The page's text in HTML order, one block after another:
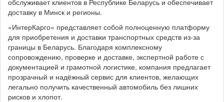
обслуживает клиентов в Республике Беларусь и обеспечивает
доставку в Минск и регионы.
«ИнтерКарго» представляет собой полноценную платформу
для приобретения и доставки транспортных средств из-за
границы в Беларусь. Благодаря комплексному
сопровождению, проверке и доставке, экспертной работе с
документацией и грамотной логистике, компания предлагает
прозрачный и надёжный сервис для клиентов, желающих
легально получить качественный автомобиль без лишних
рисков и хлопот.